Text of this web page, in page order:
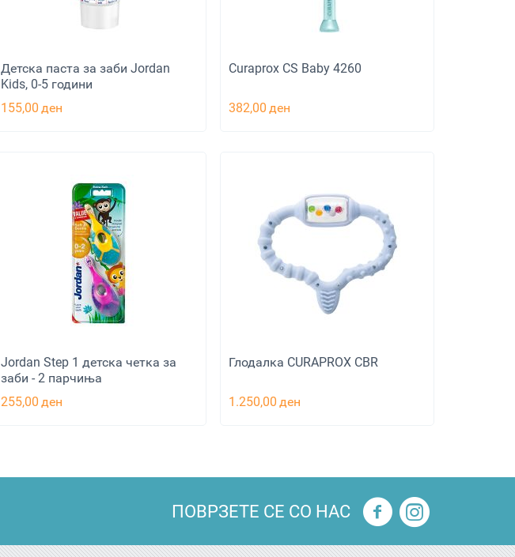
Детска паста за заби Jordan
Kids, 0-5 години
155,00 ден
Curaprox CS Baby 4260
382,00 ден
Jordan Step 1 детска четка за
заби - 2 парчиња
255,00 ден
Глодалка CURAPROX CBR
1.250,00 ден
ПОВРЗЕТЕ СЕ СО НАС